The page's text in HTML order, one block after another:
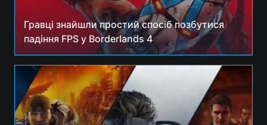
Гравці знайшли простий спосіб позбутися
падіння FPS у Borderlands 4